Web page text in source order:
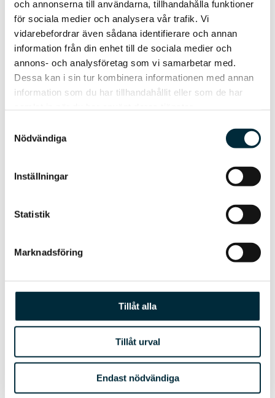
och annonserna till användarna, tillhandahålla funktioner
för sociala medier och analysera vår trafik. Vi
vidarebefordrar även sådana identifierare och annan
information från din enhet till de sociala medier och
annons- och analysföretag som vi samarbetar med.
Dessa kan i sin tur kombinera informationen med annan
information som du har tillhandahållit eller som de har
Nödvändiga
Inställningar
Statistik
Marknadsföring
Tillåt alla
Tillåt urval
Endast nödvändiga
anmälan
här för att hjälpa dig!
Varför betalar jag elnätsavgift?
betalar för att vara ansluten till
infrastrukturen som transporterar
elen till din bostad eller
verksamhet. Den är skild från vad
du betalar för själva elen.